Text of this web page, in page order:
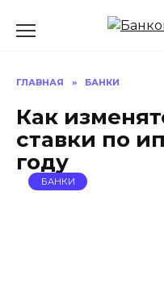
ГЛАВНАЯ » БАНКИ
Как
ставки по
году
БАНКИ